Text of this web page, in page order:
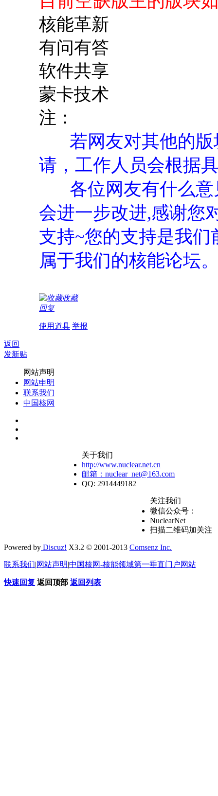
核能革新
有问有答
软件共享
蒙卡技术
注：
若网友对其他的版
请，工作人员会根据
各位网友有什么意
会进一步改进,感谢您
支持~您的支持是我
属于我们的核能论坛
收藏
回复
使用道具 举报
返回
发新贴
网站声明
网站申明
联系我们
中国核网
关于我们
http://www.nuclear.net.cn
邮箱：nuclear_net@163.com
QQ: 2914449182
关注我们
微信公众号：
NuclearNet
扫描二维码加关注
Powered by Discuz! X3.2 © 2001-2013 Comsenz Inc.
联系我们|网站声明|中国核网-核能领域第一垂直门户网站
快速回复 返回顶部 返回列表